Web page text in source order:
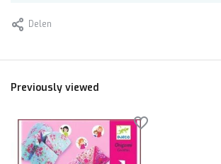
Delen
Previously viewed